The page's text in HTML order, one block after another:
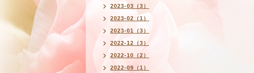
2023-03（3）
2023-02（1）
2023-01（3）
2022-12（3）
2022-10（2）
2022-09（1）